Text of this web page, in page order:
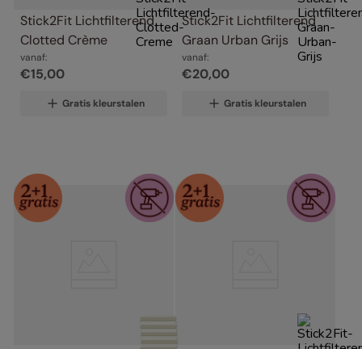
Stick2Fit Lichtfilterend
Clotted Crème
vanaf:
€15,00
Gratis kleurstalen
Stick2Fit Lichtfilterend
Graan Urban Grijs
vanaf:
€20,00
Gratis kleurstalen